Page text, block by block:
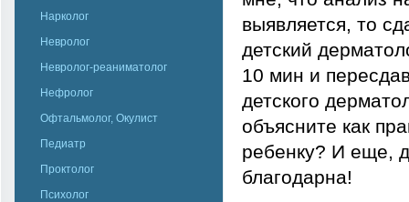
Нарколог
Невролог
Невролог-реаниматолог
Нефролог
Офтальмолог, Окулист
Педиатр
Проктолог
Психолог
выявляется, то
детский
10 мин и
детского
объясните как
ребенку? И еще,
благодарна!